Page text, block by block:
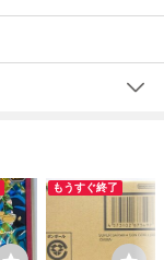
もうすぐ終了